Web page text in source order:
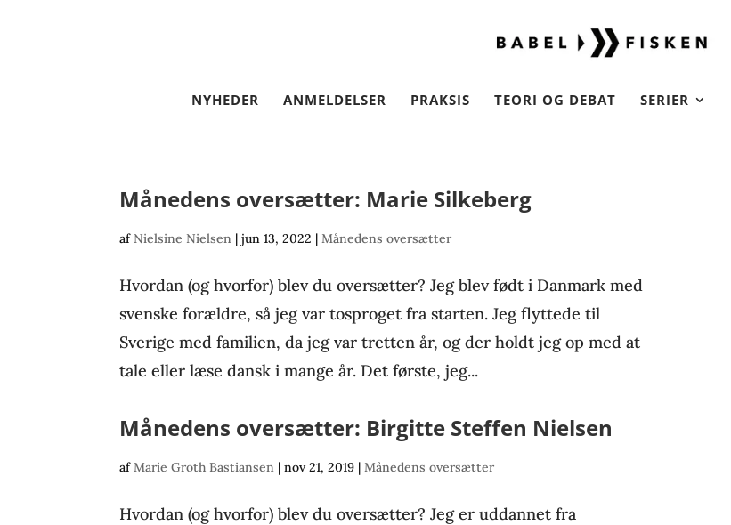
NYHEDER ANMELDELSER PRAKSIS TEORI OG DEBAT SERIER
Månedens oversætter: Marie Silkeberg
afNielsine Nielsen |jun 13, 2022 |Månedens oversætter
Hvordan (og hvorfor) blev du oversætter? Jeg blev født i Danmark med
svenske forældre, så jeg var tosproget fra starten. Jeg flyttede til
Sverige med familien, da jeg var tretten år, og der holdt jeg op med at
tale eller læse dansk i mange år. Det første, jeg...
Månedens oversætter: Birgitte Steffen Nielsen
afMarie Groth Bastiansen |nov 21, 2019 |Månedens oversætter
Hvordan (og hvorfor) blev du oversætter? Jeg er uddannet fra